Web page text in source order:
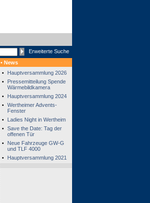
Erweiterte Suche
• News
•
Hauptversammlung 2026
•
Pressemitteilung Spende
Wärmebildkamera
•
Hauptversammlung 2024
• Wertheimer Advents-
Fenster
•
Ladies Night in Wertheim
• Save the Date: Tag der
offenen Tür
•
Neue Fahrzeuge GW-G
und TLF 4000
•
Hauptversammlung 2021